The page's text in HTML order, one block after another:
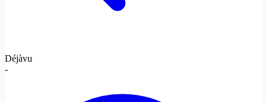
Déjàvu
-